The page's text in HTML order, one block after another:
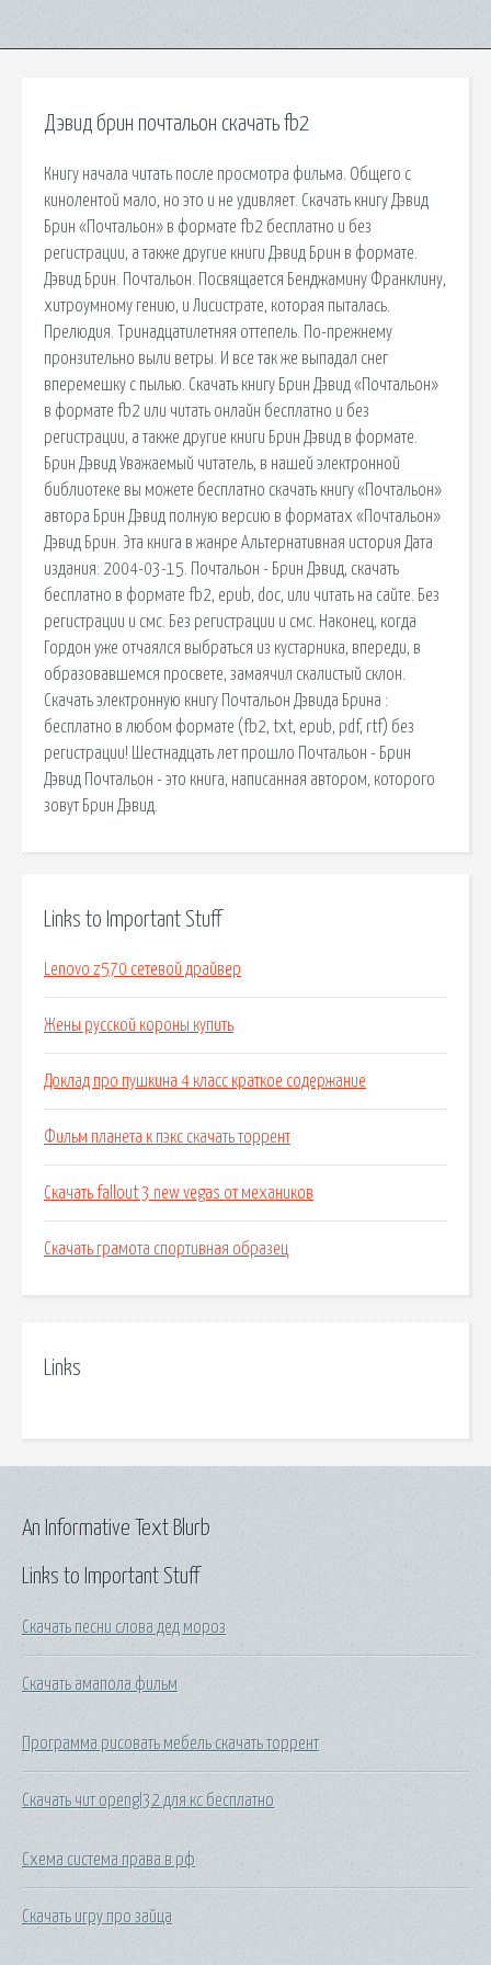
Дэвид брин почтальон скачать fb2
Книгу начала читать после просмотра фильма. Общего с
кинолентой мало, но это и не удивляет. Скачать книгу Дэвид
Брин «Почтальон» в формате fb2 бесплатно и без
регистрации, а также другие книги Дэвид Брин в формате.
Дэвид Брин. Почтальон. Посвящается Бенджамину Франклину,
хитроумному гению, и Лисистрате, которая пыталась.
Прелюдия. Тринадцатилетняя оттепель. По-прежнему
пронзительно выли ветры. И все так же выпадал снег
вперемешку с пылью. Скачать книгу Брин Дэвид «Почтальон»
в формате fb2 или читать онлайн бесплатно и без
регистрации, а также другие книги Брин Дэвид в формате.
Брин Дэвид Уважаемый читатель, в нашей электронной
библиотеке вы можете бесплатно скачать книгу «Почтальон»
автора Брин Дэвид полную версию в форматах «Почтальон»
Дэвид Брин. Эта книга в жанре Альтернативная история Дата
издания: 2004-03-15. Почтальон - Брин Дэвид, скачать
бесплатно в формате fb2, epub, doc, или читать на сайте. Без
регистрации и смс. Без регистрации и смс. Наконец, когда
Гордон уже отчаялся выбраться из кустарника, впереди, в
образовавшемся просвете, замаячил скалистый склон.
Скачать электронную книгу Почтальон Дэвида Брина :
бесплатно в любом формате (fb2, txt, epub, pdf, rtf) без
регистрации! Шестнадцать лет прошло Почтальон - Брин
Дэвид Почтальон - это книга, написанная автором, которого
зовут Брин Дэвид.
Links to Important Stuff
Lenovo z570 сетевой драйвер
Жены русской короны купить
Доклад про пушкина 4 класс краткое содержание
Фильм планета к пэкс скачать торрент
Скачать fallout 3 new vegas от механиков
Скачать грамота спортивная образец
Links
Links to Important Stuff
Скачать песни слова дед мороз
Скачать амапола фильм
Программа рисовать мебель скачать торрент
Скачать чит opengl32 для кс бесплатно
Схема система права в рф
Скачать игру про зайца
An Informative Text Blurb